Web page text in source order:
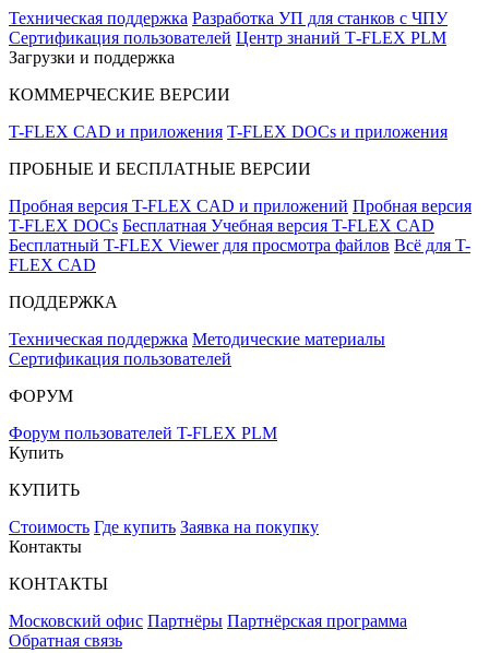
Техническая поддержка Разработка УП для станков с ЧПУ
Сертификация пользователей Центр знаний T‑FLEX PLM
Загрузки и поддержка
КОММЕРЧЕСКИЕ ВЕРСИИ
T-FLEX CAD и приложения T-FLEX DOCs и приложения
ПРОБНЫЕ И БЕСПЛАТНЫЕ ВЕРСИИ
Пробная версия T-FLEX CAD и приложений Пробная версия
T-FLEX DOCs Бесплатная Учебная версия T-FLEX CAD
Бесплатный T-FLEX Viewer для просмотра файлов Всё для T-
FLEX CAD
ПОДДЕРЖКА
Техническая поддержка Методические материалы
Сертификация пользователей
ФОРУМ
Форум пользователей T-FLEX PLM
Купить
КУПИТЬ
Стоимость Где купить Заявка на покупку
Контакты
КОНТАКТЫ
Московский офис Партнёры Партнёрская программа
Обратная связь